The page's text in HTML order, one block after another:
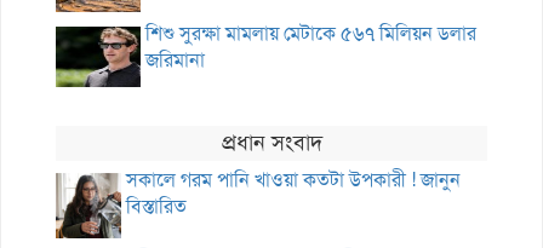
শিশু সুরক্ষা মামলায় মেটাকে ৫৬৭ মিলিয়ন ডলার
জরিমানা
প্রধান সংবাদ
সকালে গরম পানি খাওয়া কতটা উপকারী ! জানুন
বিস্তারিত